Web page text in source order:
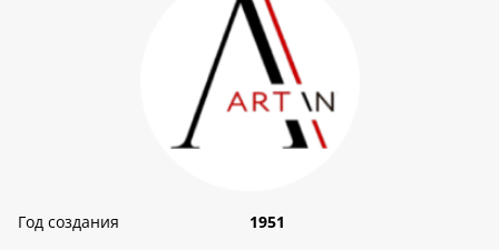
Год создания
1951